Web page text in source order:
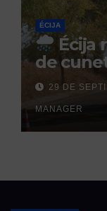
ÉCIJA
Écija
de
la
otoñales
29 DE
MANAGER